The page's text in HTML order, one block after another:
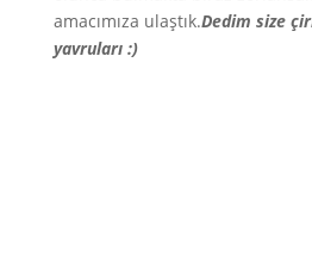
amacımıza ulaştık.Dedim size
yavruları :)